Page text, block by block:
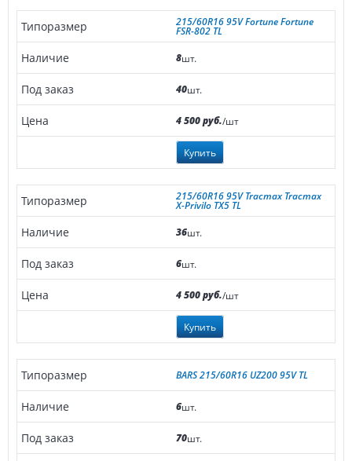
215/60R16 95V Fortune Fortune
FSR-802 TL
8шт.
40шт.
4 500 руб./шт
Купить
215/60R16 95V Tracmax Tracmax
X-Privilo TX5 TL
36шт.
6шт.
4 500 руб./шт
Купить
BARS 215/60R16 UZ200 95V TL
6шт.
70шт.